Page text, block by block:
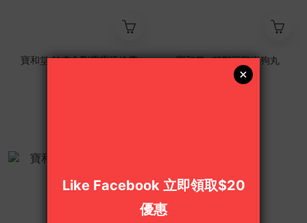
寶和堂 鉑虎金剛霹靂活絡靈
寶和堂 - 精製三鞭海狗丸
180粒